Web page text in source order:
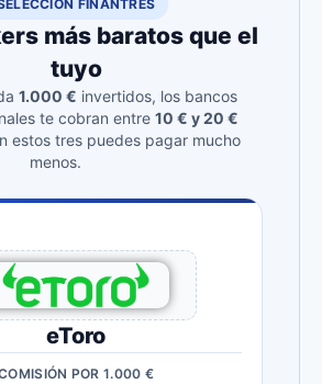
FINANTRES
más baratos que el
tuyo
1.000 € invertidos, los bancos
te cobran entre 10 € y 20 €
estos tres puedes pagar mucho
menos.
eToro
POR 1.000 €